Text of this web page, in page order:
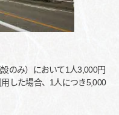
のみ）において1人3,000円
した場合、1人につき5,000